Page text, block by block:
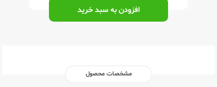
افزودن به سبد خرید
مشخصات محصول